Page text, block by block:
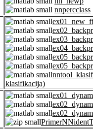
nnpercclass
klasifikacija)